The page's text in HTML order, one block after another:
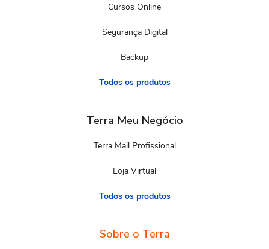
Cursos Online
Segurança Digital
Backup
Todos os produtos
Terra Meu Negócio
Terra Mail Profissional
Loja Virtual
Todos os produtos
Sobre o Terra